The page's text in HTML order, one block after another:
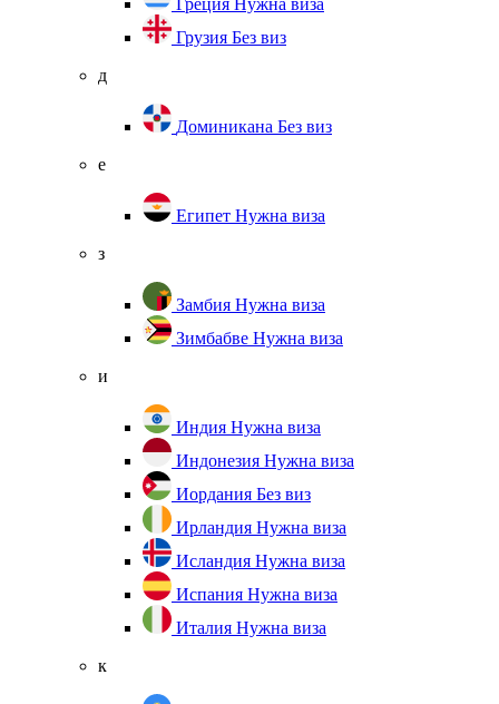
Греция Нужна виза
Грузия Без виз
д
Доминикана Без виз
е
Египет Нужна виза
з
Замбия Нужна виза
Зимбабве Нужна виза
и
Индия Нужна виза
Индонезия Нужна виза
Иордания Без виз
Ирландия Нужна виза
Исландия Нужна виза
Испания Нужна виза
Италия Нужна виза
к